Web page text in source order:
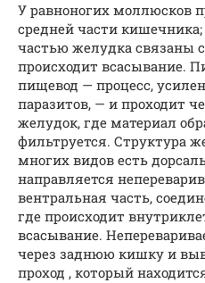
У равноногих моллюсков
средней части кишечника;
частью желудка связаны
происходит всасывание.
пищевод — процесс,
паразитов, — и проходит
желудок, где материал
фильтруется. Структура
многих видов есть
направляется
вентральная часть,
где происходит
всасывание.
через заднюю кишку и
проход , который